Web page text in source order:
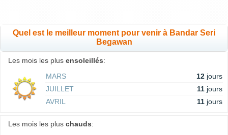
Quel est le meilleur moment pour venir à Bandar Seri
Begawan
Les mois les plus ensoleillés:
MARS
12 jours
JUILLET
11 jours
AVRIL
11 jours
Les mois les plus chauds: